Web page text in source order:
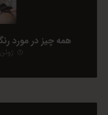
همه چیز در مورد
ژوئن ۳۰, ۲۰۲۱